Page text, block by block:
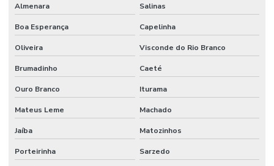
Almenara Salinas
Boa Esperança Capelinha
Oliveira Visconde do Rio Branco
Brumadinho Caeté
Ouro Branco Iturama
Mateus Leme Machado
Jaíba Matozinhos
Porteirinha Sarzedo